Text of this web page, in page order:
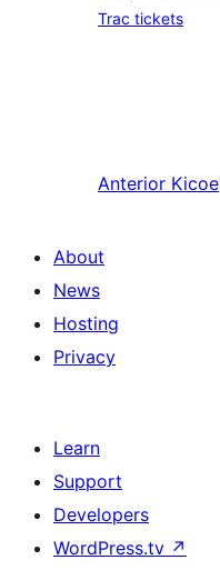
Trac tickets
Anterior Kicoe
About
News
Hosting
Privacy
Learn
Support
Developers
WordPress.tv ↗